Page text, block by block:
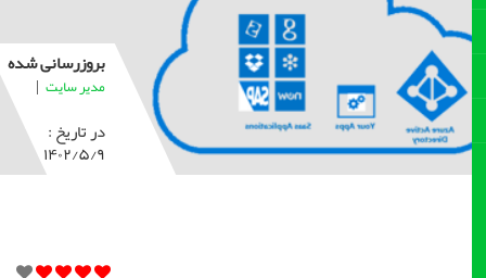
بروزرسانی شده
مدیر سایت |
در تاریخ :
۱۴۰۲/۵/۹